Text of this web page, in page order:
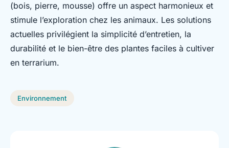
(bois, pierre, mousse) offre un aspect harmonieux et
stimule l’exploration chez les animaux. Les solutions
actuelles privilégient la simplicité d’entretien, la
durabilité et le bien-être des plantes faciles à cultiver
en terrarium.
Environnement